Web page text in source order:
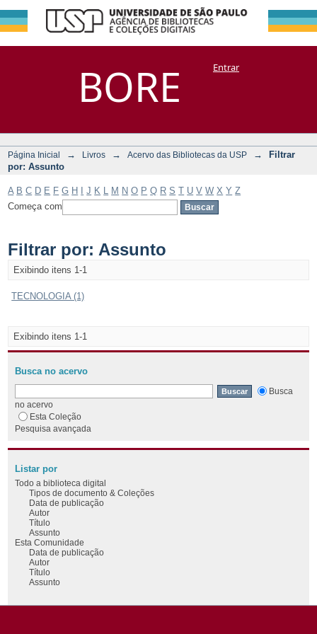
BORE
Filtrar por:
Assunto
DSpace/Manakin + CoriscoEntrar
Página Inicial → Livros → Acervo das Bibliotecas da USP →
Filtrar
por: Assunto
A B C D E F G H J K M N O P Q R S T U V W X Y Z
Começa com
Filtrar por: Assunto
Exibindo itens 1-1
TECNOLOGIA (1)
Exibindo itens 1-1
Busca no acervo
Busca
no acervo
Esta Coleção
Pesquisa avançada
Listar por
Todo a biblioteca digital
Tipos de documento & Coleções
Data de publicação
Autor
Título
Assunto
Esta Comunidade
Data de publicação
Autor
Título
Assunto